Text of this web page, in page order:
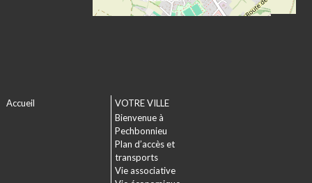
Accueil
VOTRE VILLE
Bienvenue à
Pechbonnieu
Plan d’accès et
transports
Vie associative